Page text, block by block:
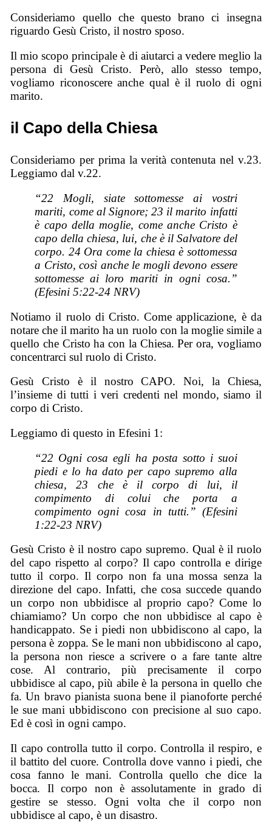
Consideriamo quello che questo brano ci insegna
riguardo Gesù Cristo, il nostro sposo.
Il mio scopo principale è di aiutarci a vedere meglio la
persona di Gesù Cristo. Però, allo stesso tempo,
vogliamo riconoscere anche qual è il ruolo di ogni
marito.
il Capo della Chiesa
Consideriamo per prima la verità contenuta nel v.23.
Leggiamo dal v.22.
“22 Mogli, siate sottomesse ai vostri
mariti, come al Signore; 23 il marito infatti
è capo della moglie, come anche Cristo è
capo della chiesa, lui, che è il Salvatore del
corpo. 24 Ora come la chiesa è sottomessa
a Cristo, così anche le mogli devono essere
sottomesse ai loro mariti in ogni cosa.”
(Efesini 5:22-24 NRV)
Notiamo il ruolo di Cristo. Come applicazione, è da
notare che il marito ha un ruolo con la moglie simile a
quello che Cristo ha con la Chiesa. Per ora, vogliamo
concentrarci sul ruolo di Cristo.
Gesù Cristo è il nostro CAPO. Noi, la Chiesa,
l’insieme di tutti i veri credenti nel mondo, siamo il
corpo di Cristo.
Leggiamo di questo in Efesini 1:
“22 Ogni cosa egli ha posta sotto i suoi
piedi e lo ha dato per capo supremo alla
chiesa, 23 che è il corpo di lui, il
compimento di colui che porta a
compimento ogni cosa in tutti.” (Efesini
1:22-23 NRV)
Gesù Cristo è il nostro capo supremo. Qual è il ruolo
del capo rispetto al corpo? Il capo controlla e dirige
tutto il corpo. Il corpo non fa una mossa senza la
direzione del capo. Infatti, che cosa succede quando
un corpo non ubbidisce al proprio capo? Come lo
chiamiamo? Un corpo che non ubbidisce al capo è
handicappato. Se i piedi non ubbidiscono al capo, la
persona è zoppa. Se le mani non ubbidiscono al capo,
la persona non riesce a scrivere o a fare tante altre
cose. Al contrario, più precisamente il corpo
ubbidisce al capo, più abile è la persona in quello che
fa. Un bravo pianista suona bene il pianoforte perché
le sue mani ubbidiscono con precisione al suo capo.
Ed è così in ogni campo.
Il capo controlla tutto il corpo. Controlla il respiro, e
il battito del cuore. Controlla dove vanno i piedi, che
cosa fanno le mani. Controlla quello che dice la
bocca. Il corpo non è assolutamente in grado di
gestire se stesso. Ogni volta che il corpo non
ubbidisce al capo, è un disastro.